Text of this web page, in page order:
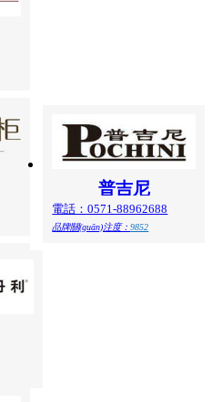
普吉尼
電話：0571-88962688
品牌關(guān)注度：9852